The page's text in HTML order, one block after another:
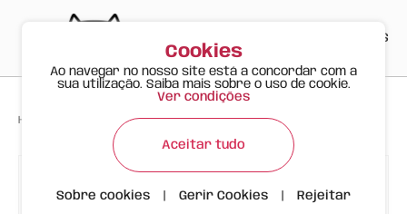
ES
Happy Meow Produtos > > Polvo Azul de Peluche FOFOS SEALIFE
Cookies
Ao navegar no nosso site está a concordar com a
sua utilização. Saiba mais sobre o uso de cookie.
Ver condições
Aceitar tudo
Sobre cookies Gerir Cookies Rejeitar